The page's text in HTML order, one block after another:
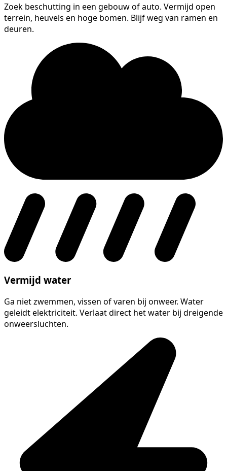
Zoek beschutting in een gebouw of auto. Vermijd open
terrein, heuvels en hoge bomen. Blijf weg van ramen en
deuren.
Vermijd water
Ga niet zwemmen, vissen of varen bij onweer. Water
geleidt elektriciteit. Verlaat direct het water bij dreigende
onweersluchten.